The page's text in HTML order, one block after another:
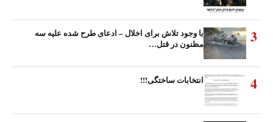
3
با وجود تلاش برای اخلال – ادعای طرح شده علیه سه
مظنون در قتل…
4 انتخابات ساختگی!!!